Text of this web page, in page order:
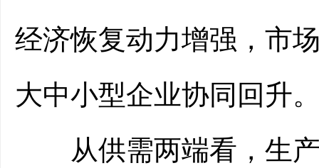
经济恢复动力增强，市
大中小型企业协同回升
从供需两端看，生产